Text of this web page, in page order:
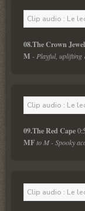
Clip audio : Le
08.The Crown
M - Playful, uplifting
Clip audio : Le
09.The Red Cape
MF to M - Spooky
Clip audio : Le